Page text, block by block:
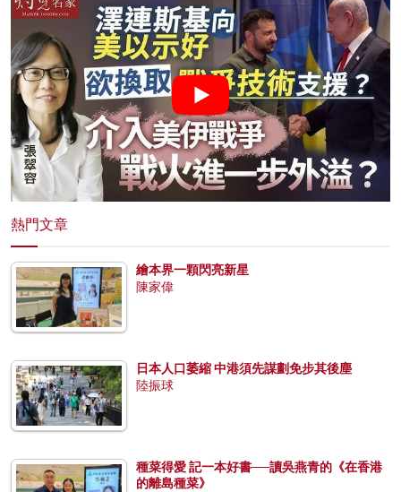
熱門文章
繪本界一顆閃亮新星
陳家偉
日本人口萎縮 中港須先謀劃免步其後塵
陸振球
種菜得愛 記一本好書──讀吳燕青的《在香港
的離島種菜》